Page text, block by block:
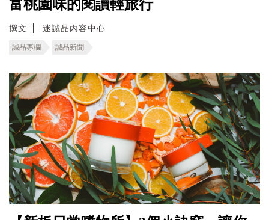
富桃園味的閱讀輕旅行
撰文 迷誠品內容中心
誠品專欄 誠品新聞